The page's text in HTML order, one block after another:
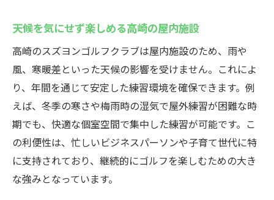
ラブ
インドアゴルフスクールで話題のゴルフゾ
ン体験
高精度シミュレーターが叶える臨場感の魅
力
実際のコース再現でリアルな練習を実現
最新設備でプロ級トレーニングを体感しよ
う
ゴルフゾンで楽しむ戦略的なラウンド分析
天候を気にせず楽しめる高崎の屋内施設
高崎のスズヨンゴルフクラブは屋内施設のため、雨や
風、寒暖差といった天候の影響を受けません。これによ
り、年間を通じて安定した練習環境を確保できます。例
えば、冬季の寒さや梅雨時の湿気で屋外練習が困難な時
期でも、快適な個室空間で集中した練習が可能です。こ
の利便性は、忙しいビジネスパーソンや子育て世代に特
に支持されており、継続的にゴルフを楽しむための大き
な強みとなっています。